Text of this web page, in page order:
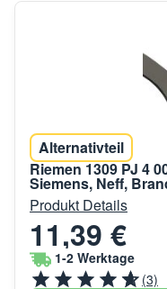
Alternativteil
Riemen 1309 PJ 4
Siemens, Neff,
Produkt Details
11,39 €
1-2 Werktage
(3)